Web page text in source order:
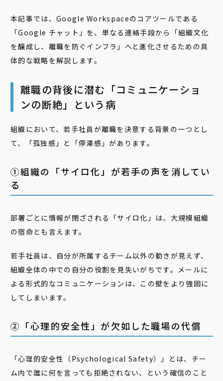
本記事では、Google Workspaceのコアツールである
「Google チャット」を、単なる連絡手段から「組織文化
を醸成し、離職を防ぐインフラ」へと進化させるための具
体的な戦略を解説します。
離職の背後に潜む「コミュニケーショ
ンの断絶」という病
組織において、若手社員が離職を決意する背景の一つとし
て、「孤独感」と「停滞感」があります。
①組織の「サイロ化」が若手の声を消してい
る
部署ごとに情報が閉ざされる「サイロ化」は、大規模組織
の宿命とも言えます。
若手社員は、自分が所属するチーム以外の動きが見えず、
組織全体の中での自分の役割を見失いがちです。メールに
よる形式的なコミュニケーションは、この壁をより強固に
してしまいます。
②「心理的安全性」が欠如した職場の代償
「心理的安全性（Psychological Safety）」とは、チー
ム内で誰に何を言っても拒絶されない、という確信のこと